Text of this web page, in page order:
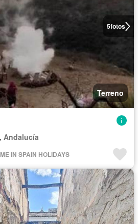
5fotos
Terreno
Andalucía
IN SPAIN HOLIDAYS